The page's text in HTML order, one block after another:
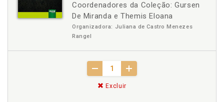
Coordenadores da Coleção: Gursen
De Miranda e Themis Eloana
Organizadora: Juliana de Castro Menezes
Rangel
Excluir